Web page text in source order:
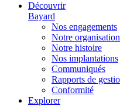
Découvrir
Bayard
Nos engagements
Notre organisation
Notre histoire
Nos implantations
Communiqués
Rapports de
Conformité
Explorer